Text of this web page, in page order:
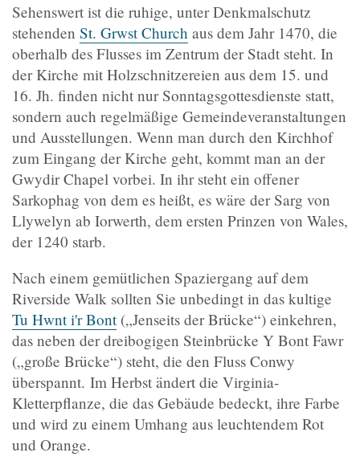
Sehenswert ist die ruhige, unter Denkmalschutz
stehenden St. Grwst Church aus dem Jahr 1470, die
oberhalb des Flusses im Zentrum der Stadt steht. In
der Kirche mit Holzschnitzereien aus dem 15. und
16. Jh. finden nicht nur Sonntagsgottesdienste statt,
sondern auch regelmäßige Gemeindeveranstaltungen
und Ausstellungen. Wenn man durch den Kirchhof
zum Eingang der Kirche geht, kommt man an der
Gwydir Chapel vorbei. In ihr steht ein offener
Sarkophag von dem es heißt, es wäre der Sarg von
Llywelyn ab Iorwerth, dem ersten Prinzen von Wales,
der 1240 starb.
Nach einem gemütlichen Spaziergang auf dem
Riverside Walk sollten Sie unbedingt in das kultige
Tu Hwnt i'r Bont(„Jenseits der Brücke“) einkehren,
das neben der dreibogigen Steinbrücke Y Bont Fawr
(„große Brücke“) steht, die den Fluss Conwy
überspannt. Im Herbst ändert die Virginia-
Kletterpflanze, die das Gebäude bedeckt, ihre Farbe
und wird zu einem Umhang aus leuchtendem Rot
und Orange.